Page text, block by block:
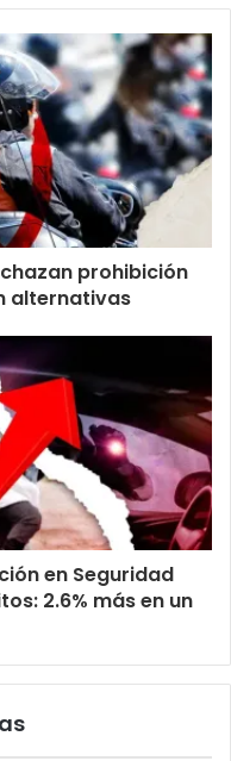
prohibición
alternativas
en Seguridad
2.6% más en un